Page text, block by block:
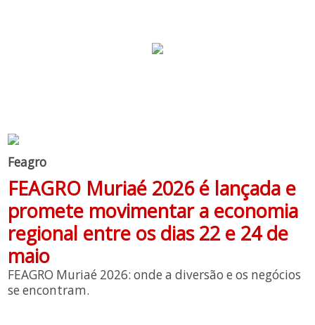
Feagro
FEAGRO Muriaé 2026 é lançada e
promete movimentar a economia
regional entre os dias 22 e 24 de
maio
FEAGRO Muriaé 2026: onde a diversão e os negócios
se encontram.